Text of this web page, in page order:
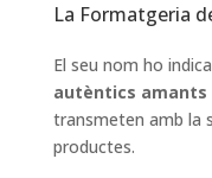
La Formatgeria
El seu nom ho
autèntics
transmeten amb la
productes.